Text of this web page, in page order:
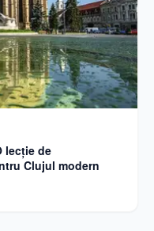
lecție de
Clujul modern